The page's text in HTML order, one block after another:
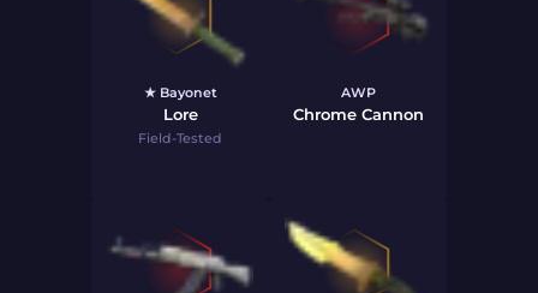
★ Bayonet
Lore
Field-Tested
AWP
Chrome Cannon